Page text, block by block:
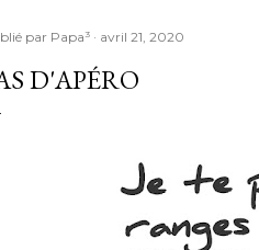
par Papa³ avril 21, 2020
D'APÉRO